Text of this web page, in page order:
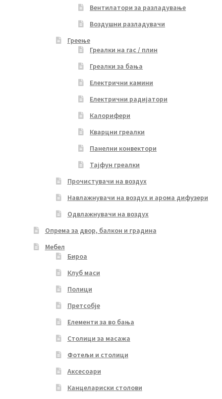
Вентилатори за разладување
Воздушни разладувачи
Греење
Греалки на гас / плин
Греалки за бања
Електрични камини
Електрични радијатори
Калорифери
Кварцни греалки
Панелни конвектори
Тајфун греалки
Прочистувачи на воздух
Навлажнувачи на воздух и арома дифузери
Одвлажнувачи на воздух
Опрема за двор, балкон и градина
Мебел
Бироа
Клуб маси
Полици
Претсобје
Елементи за во бања
Столици за масажа
Фотељи и столици
Аксесоари
Канцелариски столови